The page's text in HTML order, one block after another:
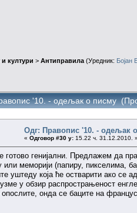
култури > Антиправила (Уредник: Бојан
'10. - одељак о писму
Одг: Правопис '10. - одељак
« Одговор #30 у: 15.22 ч. 31.12.2010. »
готово генијални. Предлажем да
или меморији (папиру, пикселима,
уштеду која ће остварити ако се
у обзир распрострањеност
онда се баците на